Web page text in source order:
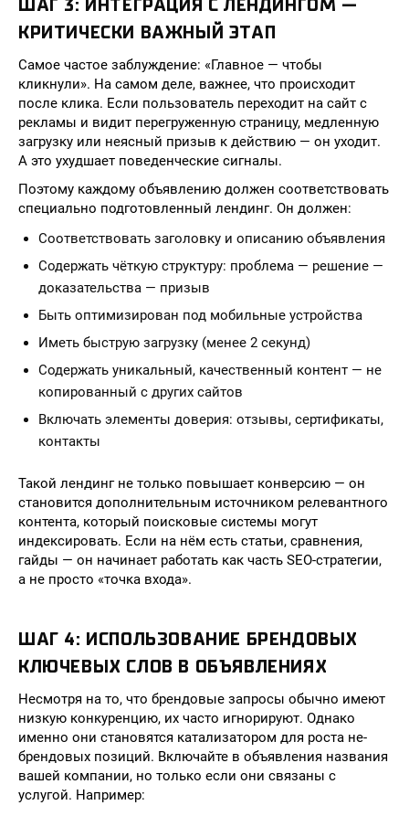
ШАГ 3: ИНТЕГРАЦИЯ С ЛЕНДИНГОМ —
КРИТИЧЕСКИ ВАЖНЫЙ ЭТАП
Самое частое заблуждение: «Главное — чтобы
кликнули». На самом деле, важнее, что происходит
после клика. Если пользователь переходит на сайт с
рекламы и видит перегруженную страницу, медленную
загрузку или неясный призыв к действию — он уходит.
А это ухудшает поведенческие сигналы.
Поэтому каждому объявлению должен соответствовать
специально подготовленный лендинг. Он должен:
Соответствовать заголовку и описанию объявления
Содержать чёткую структуру: проблема — решение —
доказательства — призыв
Быть оптимизирован под мобильные устройства
Иметь быструю загрузку (менее 2 секунд)
Содержать уникальный, качественный контент — не
копированный с других сайтов
Включать элементы доверия: отзывы, сертификаты,
контакты
Такой лендинг не только повышает конверсию — он
становится дополнительным источником релевантного
контента, который поисковые системы могут
индексировать. Если на нём есть статьи, сравнения,
гайды — он начинает работать как часть SEO-стратегии,
а не просто «точка входа».
ШАГ 4: ИСПОЛЬЗОВАНИЕ БРЕНДОВЫХ
КЛЮЧЕВЫХ СЛОВ В ОБЪЯВЛЕНИЯХ
Несмотря на то, что брендовые запросы обычно имеют
низкую конкуренцию, их часто игнорируют. Однако
именно они становятся катализатором для роста не-
брендовых позиций. Включайте в объявления названия
вашей компании, но только если они связаны с
услугой. Например: